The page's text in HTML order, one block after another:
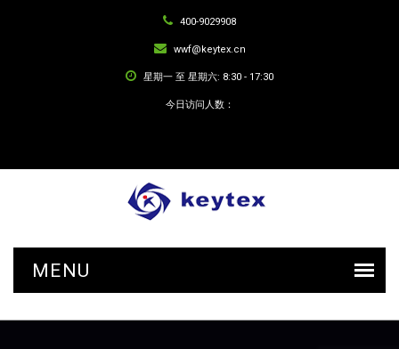
400-9029908
wwf@keytex.cn
星期一 至 星期六: 8:30 - 17:30
今日访问人数：